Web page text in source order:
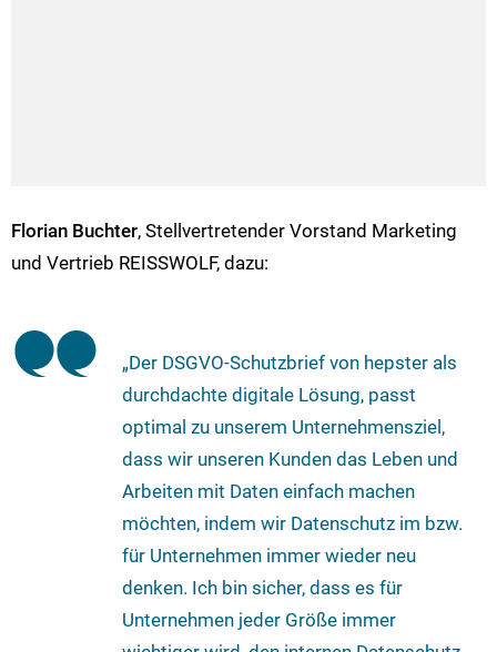
Florian Buchter, Stellvertretender Vorstand Marketing
und Vertrieb REISSWOLF, dazu:
„Der DSGVO-Schutzbrief von hepster als
durchdachte digitale Lösung, passt
optimal zu unserem Unternehmensziel,
dass wir unseren Kunden das Leben und
Arbeiten mit Daten einfach machen
möchten, indem wir Datenschutz im bzw.
für Unternehmen immer wieder neu
denken. Ich bin sicher, dass es für
Unternehmen jeder Größe immer